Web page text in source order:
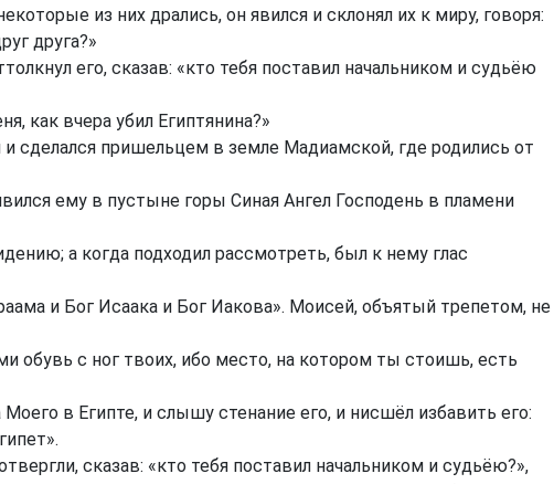
из них дрались, он явился и склонял их к миру, говоря:
друга?»
его, сказав: «кто тебя поставил начальником и судьёю
как вчера убил Египтянина?»
сделался пришельцем в земле Мадиамской, где родились от
ему в пустыне горы Синая Ангел Господень в пламени
а когда подходил рассмотреть, был к нему глас
и Бог Исаака и Бог Иакова». Моисей, объятый трепетом, не
обувь с ног твоих, ибо место, на котором ты стоишь, есть
в Египте, и слышу стенание его, и нисшёл избавить его:
сказав: «кто тебя поставил начальником и судьёю?»,